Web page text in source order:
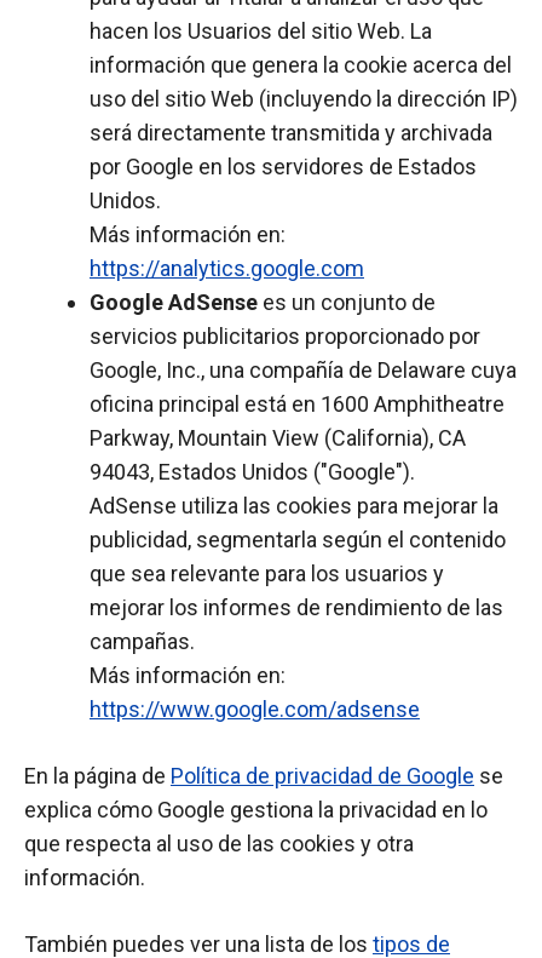
hacen los Usuarios del sitio Web. La
información que genera la cookie acerca del
uso del sitio Web (incluyendo la dirección IP)
será directamente transmitida y archivada
por Google en los servidores de Estados
Unidos.
Más información en:
https://analytics.google.com
Google AdSense es un conjunto de
servicios publicitarios proporcionado por
Google, Inc., una compañía de Delaware cuya
oficina principal está en 1600 Amphitheatre
Parkway, Mountain View (California), CA
94043, Estados Unidos ("Google").
AdSense utiliza las cookies para mejorar la
publicidad, segmentarla según el contenido
que sea relevante para los usuarios y
mejorar los informes de rendimiento de las
campañas.
Más información en:
https://www.google.com/adsense
En la página de Política de privacidad de Google se
explica cómo Google gestiona la privacidad en lo
que respecta al uso de las cookies y otra
información.
También puedes ver una lista de los tipos de